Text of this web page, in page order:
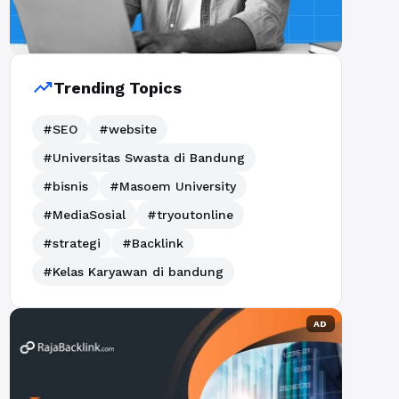
trending_upTrending Topics
#SEO
#website
#Universitas Swasta di Bandung
#bisnis
#Masoem University
#MediaSosial
#tryoutonline
#strategi
#Backlink
#Kelas Karyawan di bandung
AD